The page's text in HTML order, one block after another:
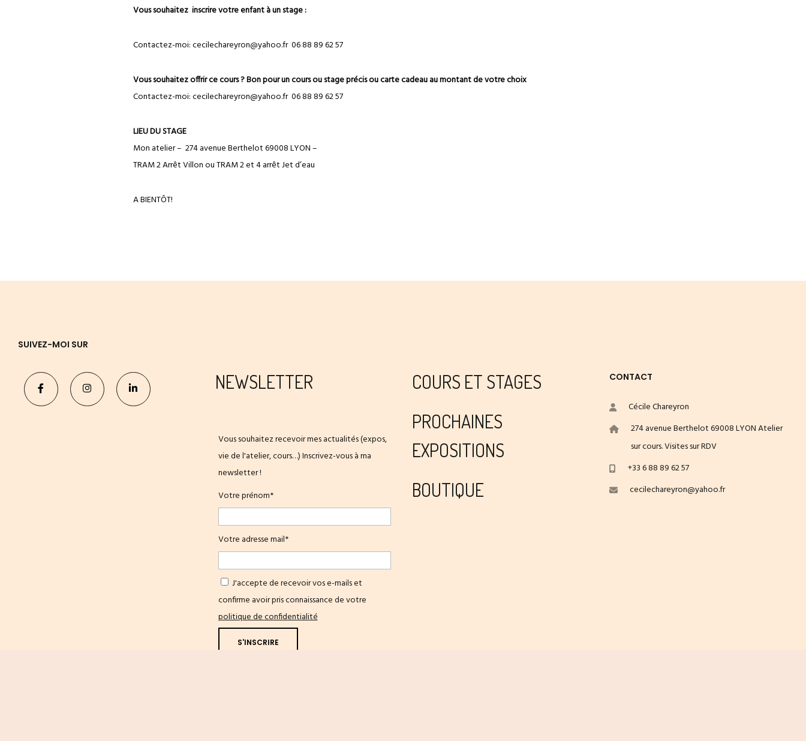
Vous souhaitez inscrire votre enfant à un stage :
Contactez-moi: cecilechareyron@yahoo.fr 06 88 89 62 57
Vous souhaitez offrir ce cours ? Bon pour un cours ou stage précis ou carte cadeau au montant de votre choix
Contactez-moi: cecilechareyron@yahoo.fr 06 88 89 62 57
LIEU DU STAGE
Mon atelier – 274 avenue Berthelot 69008 LYON –
TRAM 2 Arrêt Villon ou TRAM 2 et 4 arrêt Jet d’eau
A BIENTÔT!
SUIVEZ-MOI SUR
NEWSLETTER
Vous souhaitez recevoir mes actualités (expos,
vie de l'atelier, cours…) Inscrivez-vous à ma
newsletter !
Votre prénom*
Votre adresse mail*
J'accepte de recevoir vos e-mails et
confirme avoir pris connaissance de votre
politique de confidentialité
COURS ET STAGES
PROCHAINES
EXPOSITIONS
BOUTIQUE
CONTACT
Cécile Chareyron
274 avenue Berthelot 69008 LYON Atelier
sur cours. Visites sur RDV
+33 6 88 89 62 57
cecilechareyron@yahoo.fr